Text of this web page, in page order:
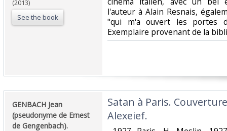
(2013)
See the book
l'auteur à Alain Resnais,
"qui m'a ouvert les portes
Exemplaire provenant de la
‎GENBACH Jean
(pseudonyme de Ernest
de Gengenbach).‎
‎Satan à Paris.
Alexeief.‎